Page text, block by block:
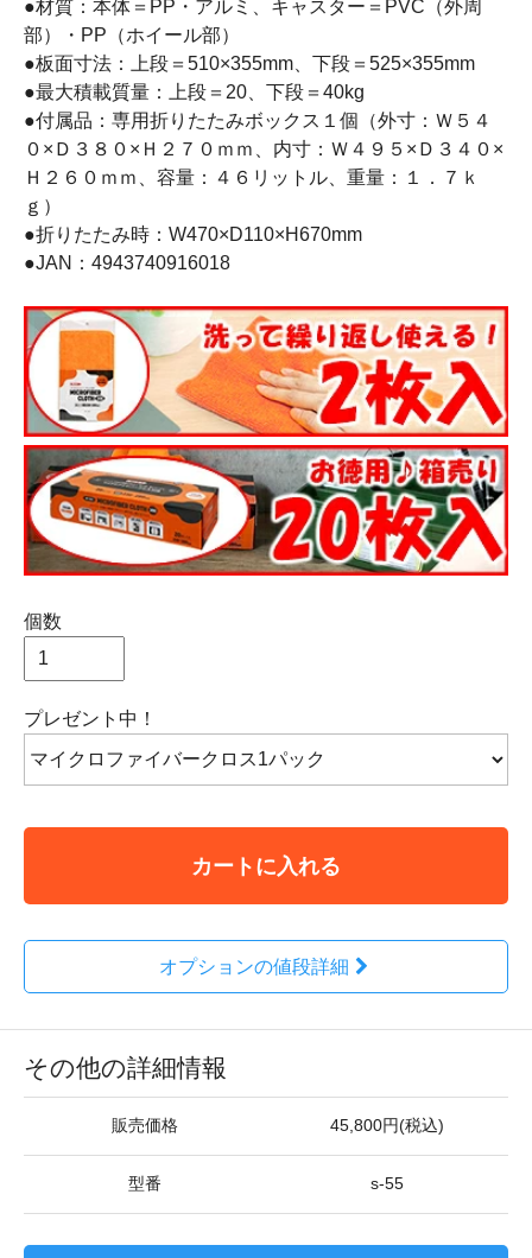
●材質：本体＝PP・アルミ、キャスター＝PVC（外周
部）・PP（ホイール部）
●板面寸法：上段＝510×355mm、下段＝525×355mm
●最大積載質量：上段＝20、下段＝40kg
●付属品：専用折りたたみボックス１個（外寸：Ｗ５４
０×Ｄ３８０×Ｈ２７０ｍｍ、内寸：Ｗ４９５×Ｄ３４０×
Ｈ２６０ｍｍ、容量：４６リットル、重量：１．７ｋ
ｇ）
●折りたたみ時：W470×D110×H670mm
●JAN：4943740916018
個数
プレゼント中！
カートに入れる
オプションの値段詳細
その他の詳細情報
販売価格 45,800円(税込)
型番 s-55